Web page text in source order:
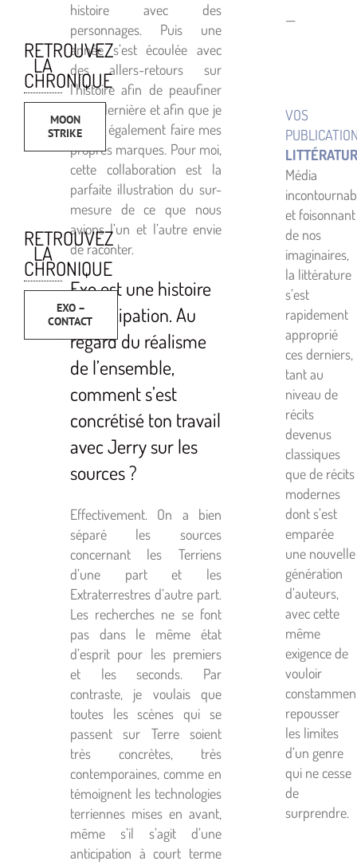
RETROUVEZ
LA
CHRONIQUE
MOON
STRIKE
RETROUVEZ
LA
CHRONIQUE
EXO –
CONTACT
histoire avec des
personnages. Puis une
année s’est écoulée avec
des allers-retours sur
l’histoire afin de peaufiner
cette dernière et afin que je
puisse également faire mes
propres marques. Pour moi,
cette collaboration est la
parfaite illustration du sur-
mesure de ce que nous
avions l’un et l’autre envie
de raconter.
Exo est une histoire
d’anticipation. Au
regard du réalisme
de l’ensemble,
comment s’est
concrétisé ton travail
avec Jerry sur les
sources ?
Effectivement. On a bien
séparé les sources
concernant les Terriens
d’une part et les
Extraterrestres d’autre part.
Les recherches ne se font
pas dans le même état
d’esprit pour les premiers
et les seconds. Par
contraste, je voulais que
toutes les scènes qui se
passent sur Terre soient
très concrètes, très
contemporaines, comme en
témoignent les technologies
terriennes mises en avant,
même s’il s’agit d’une
anticipation à court terme
—
VOS
Média
et foisonnant
de nos
imaginaires,
la littérature
s’est
rapidement
approprié
ces derniers,
tant au
niveau de
récits
devenus
classiques
que de récits
modernes
dont s’est
emparée
une nouvelle
génération
d’auteurs,
avec cette
même
exigence de
vouloir
repousser
les limites
d’un genre
qui ne cesse
de
surprendre.